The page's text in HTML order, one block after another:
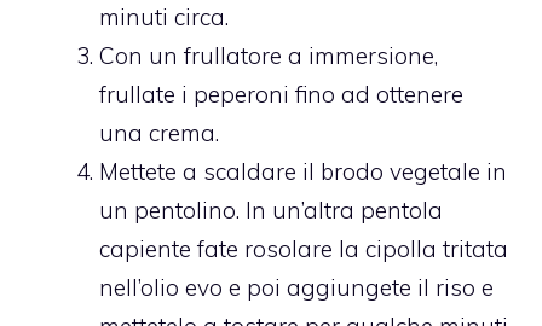
minuti circa.
Con un frullatore a immersione,
frullate i peperoni fino ad ottenere
una crema.
Mettete a scaldare il brodo vegetale in
un pentolino. In un’altra pentola
capiente fate rosolare la cipolla tritata
nell’olio evo e poi aggiungete il riso e